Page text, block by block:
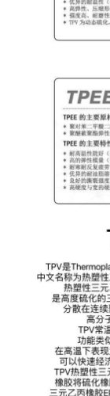
颜色多样
可与PP、
种材料共注
用 途：电
件、密封
应用、消费